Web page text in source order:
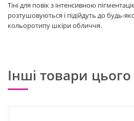
Тіні для повік з інтенсивною
розтушовуються і підійдуть до будь-
кольоротипу шкіри обличчя.
Інші товари